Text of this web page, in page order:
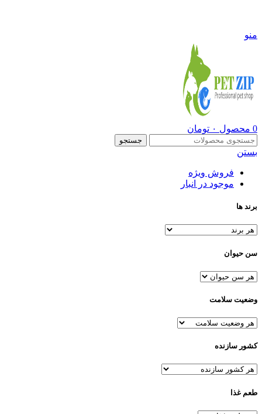
منو
0 محصول ۰ تومان
جستجو
بستن
فروش ویژه
موجود در انبار
برند ها
سن حیوان
وضعیت سلامت
کشور سازنده
طعم غذا